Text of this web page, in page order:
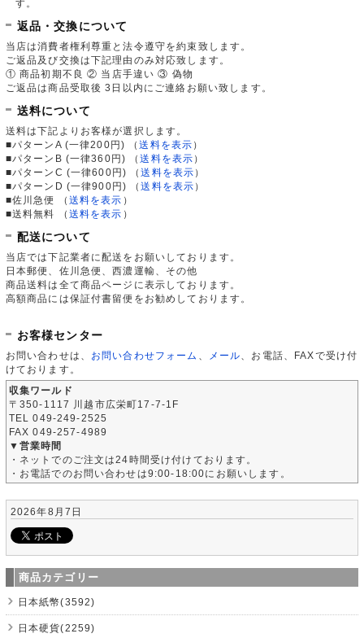
す。
返品・交換について
当店は消費者権利尊重と法令遵守を約束致します。
ご返品及び交換は下記理由のみ対応致します。
① 商品初期不良 ② 当店手違い ③ 偽物
ご返品は商品受取後 3日以内にご連絡お願い致します。
送料について
送料は下記よりお客様が選択します。
■パターンA (一律200円)
（送料を表示 ）
■パターンB (一律360円)
（送料を表示 ）
■パターンC (一律600円)
（送料を表示 ）
■パターンD (一律900円)
（送料を表示 ）
■佐川急便
（ 送料を表示 ）
■送料無料
（ 送料を表示 ）
配送について
当店では下記業者に配送をお願いしております。
日本郵便、佐川急便、西濃運輸、その他
商品送料は全て商品ページに表示しております。
高額商品には保証付書留便をお勧めしております。
お客様センター
お問い合わせは、 お問い合わせフォーム メール 、お電話、FAXで受け付
けております。
収集ワールド
〒350-1117 川越市広栄町17-7-1F
TEL 049-249-2525
FAX 049-257-4989
▼営業時間
・ネットでのご注文は24時間受け付けております。
・お電話でのお問い合わせは9:00-18:00にお願いします。
2026年8月7日
商品カテゴリー
日本紙幣(3592)
日本硬貨(2259)